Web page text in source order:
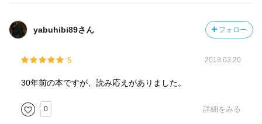
せ、平家から三種の神器を取り戻し（草薙の剣だけは海か
ら見つけ出せなかった）、その手柄として朝廷から官職を
の逆鱗に触れ鎌倉への凱旋を許されなかった。そして頼朝
は弟の愛人である静御前を自分のものにしようとする。し
りにしひとの あとぞ恋しき」
と義経を想う気持ちを歌にし、これを拒否。頭に来た頼朝
yabuhibi89さん フォロー
5 2018.03.20
30年前の本ですが、読み応えがありました。
0 詳細をみる